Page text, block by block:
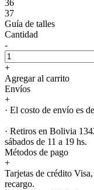
36
37
Guía de talles
Cantidad
-
+
Agregar al carrito
Envíos
+
· El costo de envío es
· Retiros en Bolivia
sábados de 11 a 19 hs.
Métodos de pago
+
Tarjetas de crédito
recargo.